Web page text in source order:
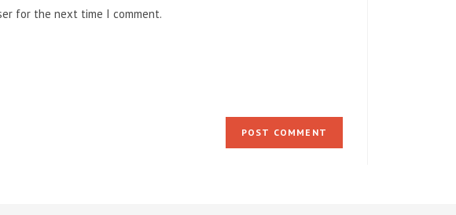
for the next time I comment.